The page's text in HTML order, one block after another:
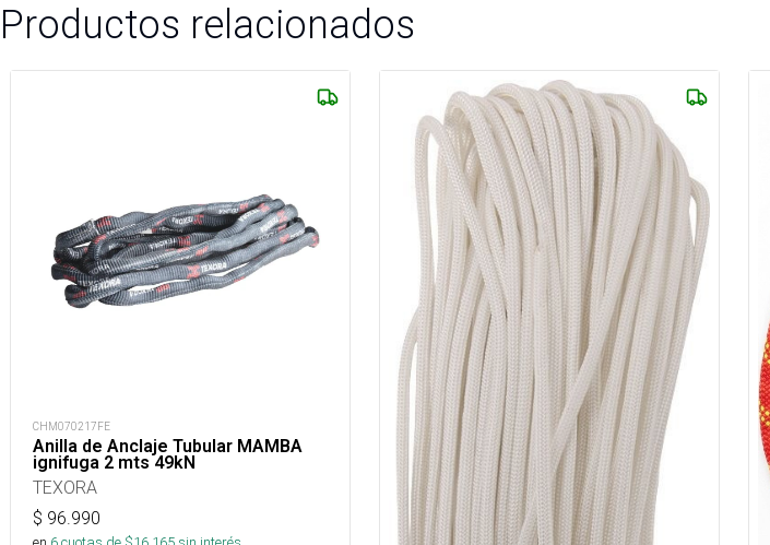
Productos relacionados
CHM070217FE
Anilla de Anclaje Tubular MAMBA
ignifuga 2 mts 49kN
TEXORA
$ 96.990